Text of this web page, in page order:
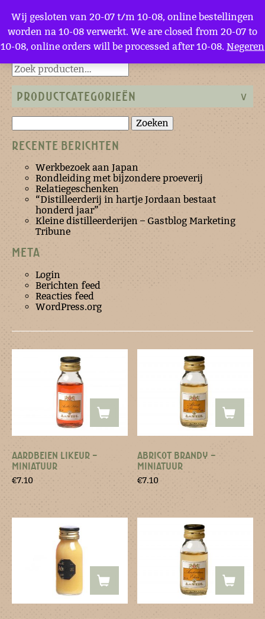
Miniatuur
Terug naar de homepage
PRODUCTCATEGORIEËN
Zoeken
naar:
RECENTE BERICHTEN
Werkbezoek aan Japan
Rondleiding met bijzondere proeverij
Relatiegeschenken
“Distilleerderij in hartje Jordaan bestaat
honderd jaar”
Kleine distilleerderijen – Gastblog Marketing
Tribune
META
Login
Berichten feed
Reacties feed
WordPress.org
AARDBEIEN LIKEUR –
MINIATUUR
€7.10
ABRICOT BRANDY –
MINIATUUR
€7.10
Wij gesloten van 20-07 t/m 10-08, online bestellingen
worden na 10-08 verwerkt. We are closed from 20-07 to
10-08, online orders will be processed after 10-08. Negeren